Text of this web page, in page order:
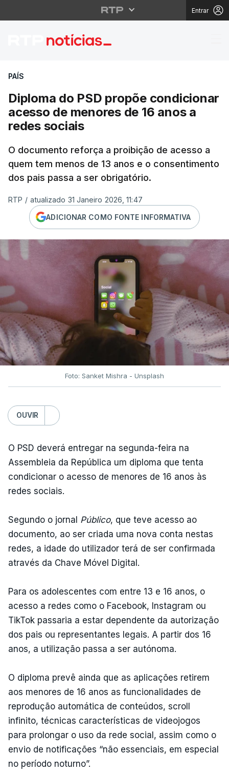
Entrar
Diploma do PSD
PAÍS
Diploma do PSD propõe condicionar
acesso de menores de 16 anos a
redes sociais
O documento reforça a proibição de acesso a
quem tem menos de 13 anos e o consentimento
dos pais passa a ser obrigatório.
RTP / atualizado 31 Janeiro 2026, 11:47
ADICIONAR COMO FONTE INFORMATIVA
Foto: Sanket Mishra - Unsplash
OUVIR
O PSD deverá entregar na segunda-feira na
Assembleia da República um diploma que tenta
condicionar o acesso de menores de 16 anos às
redes sociais.
Segundo o jornal Público, que teve acesso ao
documento, ao ser criada uma nova conta nestas
redes, a idade do utilizador terá de ser confirmada
através da Chave Móvel Digital.
Para os adolescentes com entre 13 e 16 anos, o
acesso a redes como o Facebook, Instagram ou
TikTok passaria a estar dependente da autorização
dos pais ou representantes legais. A partir dos 16
anos, a utilização passa a ser autónoma.
O diploma prevê ainda que as aplicações retirem
aos menores de 16 anos as funcionalidades de
reprodução automática de conteúdos, scroll
infinito, técnicas características de videojogos
para prolongar o uso da rede social, assim como o
envio de notificações “não essenciais, em especial
no período noturno”.